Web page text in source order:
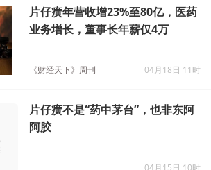
片仔癀年营收增23%至80亿，医药
片仔癀不是“药中茅台”，也非东阿